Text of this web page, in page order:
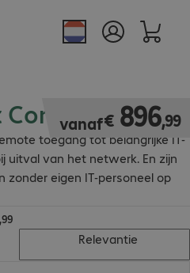
Server
toegang tot belangrijke IT-
uitval van het netwerk. En zijn
zonder eigen IT-personeel op
vanaf€ 896,99
€ 896,99
,99
Relevantie